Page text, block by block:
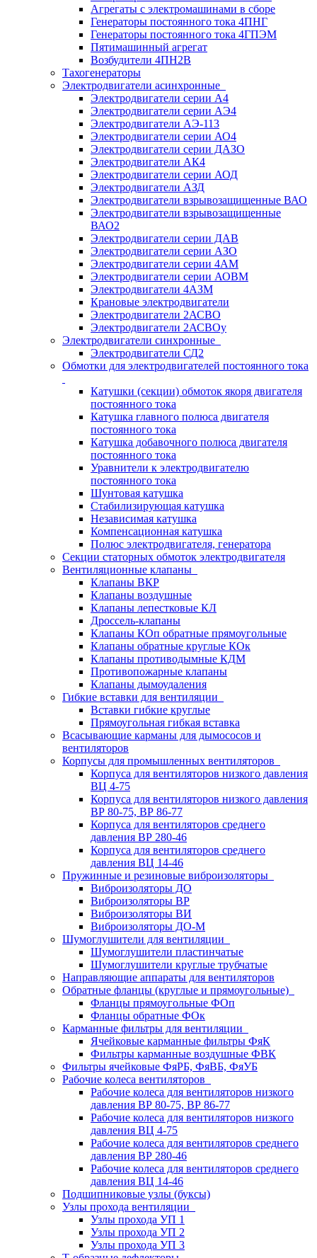
Агрегаты с электромашинами в сборе
Генераторы постоянного тока 4ПНГ
Генераторы постоянного тока 4ГПЭМ
Пятимашинный агрегат
Возбудители 4ПН2В
Тахогенераторы
Электродвигатели асинхронные
Электродвигатели серии А4
Электродвигатели серии АЭ4
Электродвигатели АЭ-113
Электродвигатели серии АО4
Электродвигатели серии ДАЗО
Электродвигатели АК4
Электродвигатели серии АОД
Электродвигатели АЗД
Электродвигатели взрывозащищенные ВАО
Электродвигатели взрывозащищенные
ВАО2
Электродвигатели серии ДАВ
Электродвигатели серии АЗО
Электродвигатели серии 4АМ
Электродвигатели серии АОВМ
Электродвигатели 4АЗМ
Крановые электродвигатели
Электродвигатели 2АСВО
Электродвигатели 2АСВОу
Электродвигатели синхронные
Электродвигатели СД2
Обмотки для электродвигателей постоянного тока
Катушки (секции) обмоток якоря двигателя
постоянного тока
Катушка главного полюса двигателя
постоянного тока
Катушка добавочного полюса двигателя
постоянного тока
Уравнители к электродвигателю
постоянного тока
Шунтовая катушка
Стабилизирующая катушка
Независимая катушка
Компенсационная катушка
Полюс электродвигателя, генератора
Секции статорных обмоток электродвигателя
Вентиляционные клапаны
Клапаны ВКР
Клапаны воздушные
Клапаны лепестковые КЛ
Дроссель-клапаны
Клапаны КОп обратные прямоугольные
Клапаны обратные круглые КОк
Клапаны противодымные КДМ
Противопожарные клапаны
Клапаны дымоудаления
Гибкие вставки для вентиляции
Вставки гибкие круглые
Прямоугольная гибкая вставка
Всасывающие карманы для дымососов и
вентиляторов
Корпусы для промышленных вентиляторов
Корпуса для вентиляторов низкого давления
ВЦ 4-75
Корпуса для вентиляторов низкого давления
ВР 80-75, ВР 86-77
Корпуса для вентиляторов среднего
давления ВР 280-46
Корпуса для вентиляторов среднего
давления ВЦ 14-46
Пружинные и резиновые виброизоляторы
Виброизоляторы ДО
Виброизоляторы ВР
Виброизоляторы ВИ
Виброизоляторы ДО-М
Шумоглушители для вентиляции
Шумоглушители пластинчатые
Шумоглушители круглые трубчатые
Направляющие аппараты для вентиляторов
Обратные фланцы (круглые и прямоугольные)
Фланцы прямоугольные ФОп
Фланцы обратные ФОк
Карманные фильтры для вентиляции
Ячейковые карманные фильтры ФяК
Фильтры карманные воздушные ФВК
Фильтры ячейковые ФяРБ, ФяВБ, ФяУБ
Рабочие колеса вентиляторов
Рабочие колеса для вентиляторов низкого
давления ВР 80-75, ВР 86-77
Рабочие колеса для вентиляторов низкого
давления ВЦ 4-75
Рабочие колеса для вентиляторов среднего
давления ВР 280-46
Рабочие колеса для вентиляторов среднего
давления ВЦ 14-46
Подшипниковые узлы (буксы)
Узлы прохода вентиляции
Узлы прохода УП 1
Узлы прохода УП 2
Узлы прохода УП 3